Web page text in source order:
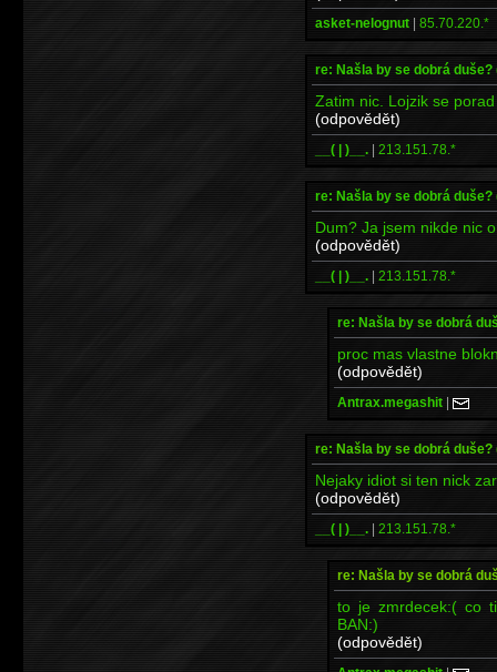
asket-nelognut | 85.70.220.*
re: Našla by se dobrá
Zatim nic. Lojzik se
(odpovědět)
__( | )__. | 213.151.78.*
re: Našla by se dobrá
Dum? Ja jsem nikde nic
(odpovědět)
__( | )__. | 213.151.78.*
re: Našla by se dobrá
proc mas vlastne
(odpovědět)
Antrax.megashit |
re: Našla by se dobrá
Nejaky idiot si ten nick
(odpovědět)
__( | )__. | 213.151.78.*
re: Našla by se dobrá
to je zmrdecek:( co
BAN:)
(odpovědět)